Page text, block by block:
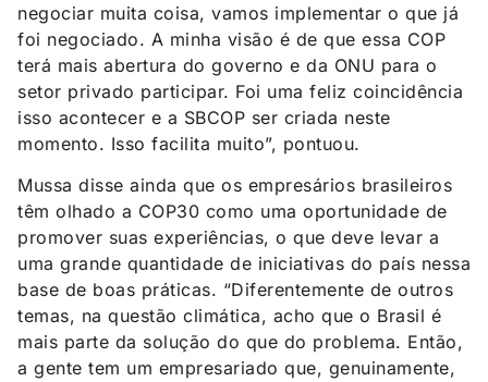
negociar muita coisa, vamos implementar o que já
foi negociado. A minha visão é de que essa COP
terá mais abertura do governo e da ONU para o
setor privado participar. Foi uma feliz coincidência
isso acontecer e a SBCOP ser criada neste
momento. Isso facilita muito”, pontuou.
Mussa disse ainda que os empresários brasileiros
têm olhado a COP30 como uma oportunidade de
promover suas experiências, o que deve levar a
uma grande quantidade de iniciativas do país nessa
base de boas práticas. “Diferentemente de outros
temas, na questão climática, acho que o Brasil é
mais parte da solução do que do problema. Então,
a gente tem um empresariado que, genuinamente,